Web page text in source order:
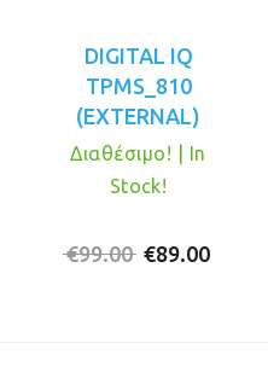
DIGITAL IQ
TPMS_810
(EXTERNAL)
€99.00 Original
€89.00
Διαθέσιμο! | In
Stock!